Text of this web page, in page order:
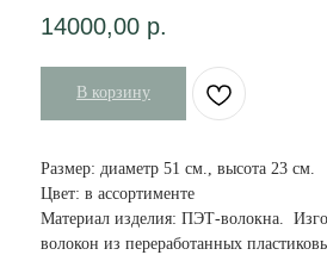
14000,00 р.
В корзину
Размер: диаметр 51 см., высота 23 см.
Цвет: в ассортименте
Материал изделия: ПЭТ-волокна.
волокон из переработанных